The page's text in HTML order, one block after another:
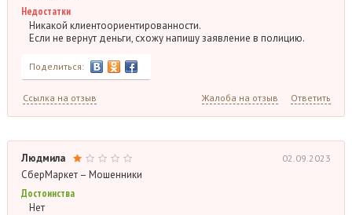
Недостатки
Никакой клиентоориентированности.
Если не вернут деньги, схожу напишу заявление в полицию.
Поделиться:
Ссылка на отзыв Жалоба на отзыв Ответить
Людмила 02.09.2023
СберМаркет – Мошенники
Достоинства
Нет